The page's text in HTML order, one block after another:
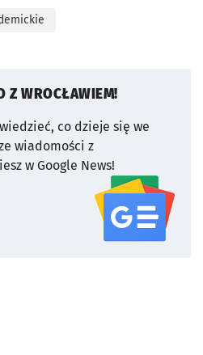
Z WROCŁAWIEM!
co dzieje się we
wiadomości z
w Google News!
serwisu